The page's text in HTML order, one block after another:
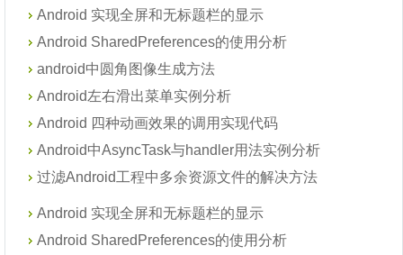
Android 实现全屏和无标题栏的显示
Android SharedPreferences的使用分析
android中圆角图像生成方法
Android左右滑出菜单实例分析
Android 四种动画效果的调用实现代码
Android中AsyncTask与handler用法实例分析
过滤Android工程中多余资源文件的解决方法
Android 实现全屏和无标题栏的显示
Android SharedPreferences的使用分析